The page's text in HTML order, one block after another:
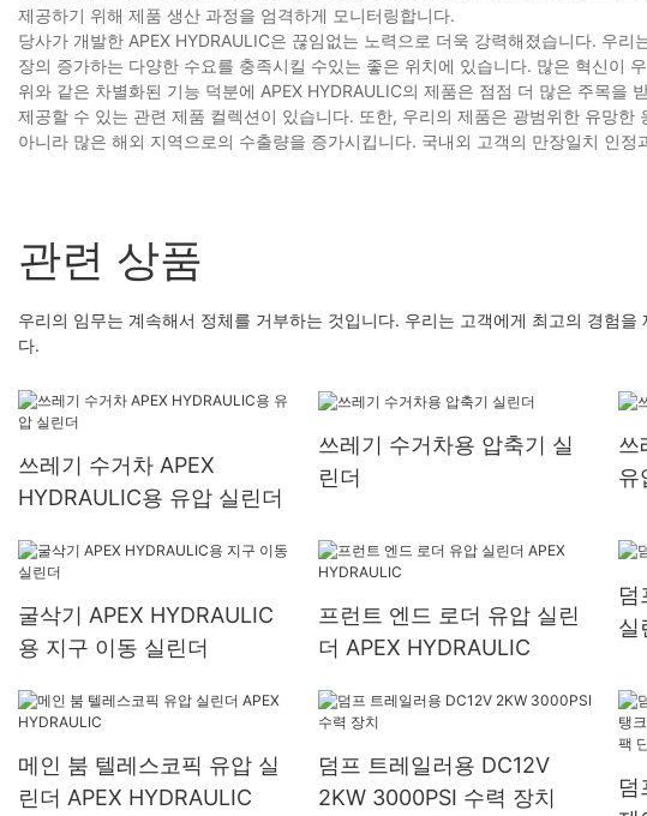
제공하기 위해 제품 생산 과정을 엄격하게 모니터링합니다.
당사가 개발한 APEX HYDRAULIC은 끊임없는 노력으로 더욱 강력해졌습니다. 우
장의 증가하는 다양한 수요를 충족시킬 수있는 좋은 위치에 있습니다. 많은 혁신이
위와 같은 차별화된 기능 덕분에 APEX HYDRAULIC의 제품은 점점 더 많은 주목을
제공할 수 있는 관련 제품 컬렉션이 있습니다. 또한, 우리의 제품은 광범위한 유망
아니라 많은 해외 지역으로의 수출량을 증가시킵니다. 국내외 고객의 만장일치 인정
관련 상품
우리의 임무는 계속해서 정체를 거부하는 것입니다. 우리는 고객에게 최고의 경험
다.
쓰레기 수거차 APEX
HYDRAULIC용 유압 실린더
쓰레기 수거차용 압축기 실
린더
쓰
유
굴삭기 APEX HYDRAULIC
용 지구 이동 실린더
프런트 엔드 로더 유압 실린
더 APEX HYDRAULIC
덤
실
메인 붐 텔레스코픽 유압 실
린더 APEX HYDRAULIC
덤프 트레일러용 DC12V
2KW 3000PSI 수력 장치
덤